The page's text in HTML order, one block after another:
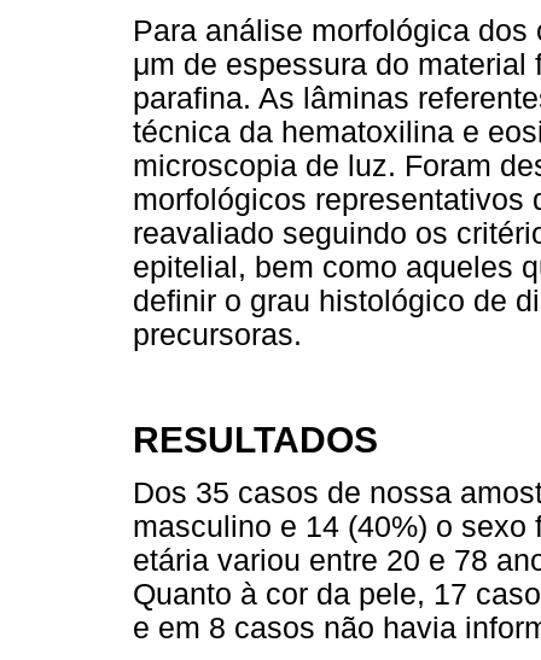
Para análise morfológica
μm de espessura do
parafina. As lâminas
técnica da hematoxilina e
microscopia de luz. Foram
morfológicos representativos
reavaliado seguindo os
epitelial, bem como aqueles
definir o grau histológico de
precursoras.
RESULTADOS
Dos 35 casos de nossa
masculino e 14 (40%) o
etária variou entre 20 e 78
Quanto à cor da pele, 17
e em 8 casos não havia